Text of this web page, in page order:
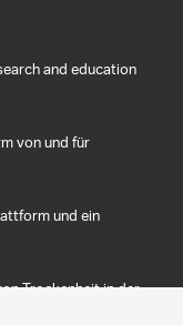
and education
von und für
und ein
Trockenheit in der